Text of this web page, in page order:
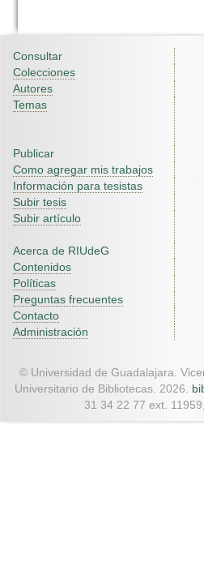
Consultar
Colecciones
Autores
Temas
Publicar
Como agregar mis trabajos
Información para tesistas
Subir tesis
Subir artículo
Acerca de RIUdeG
Contenidos
Políticas
Preguntas frecuentes
Contacto
Administración
© Universidad de Guadalajara.
Universitario de Bibliotecas. 2026.
31 34 22 77 ext.